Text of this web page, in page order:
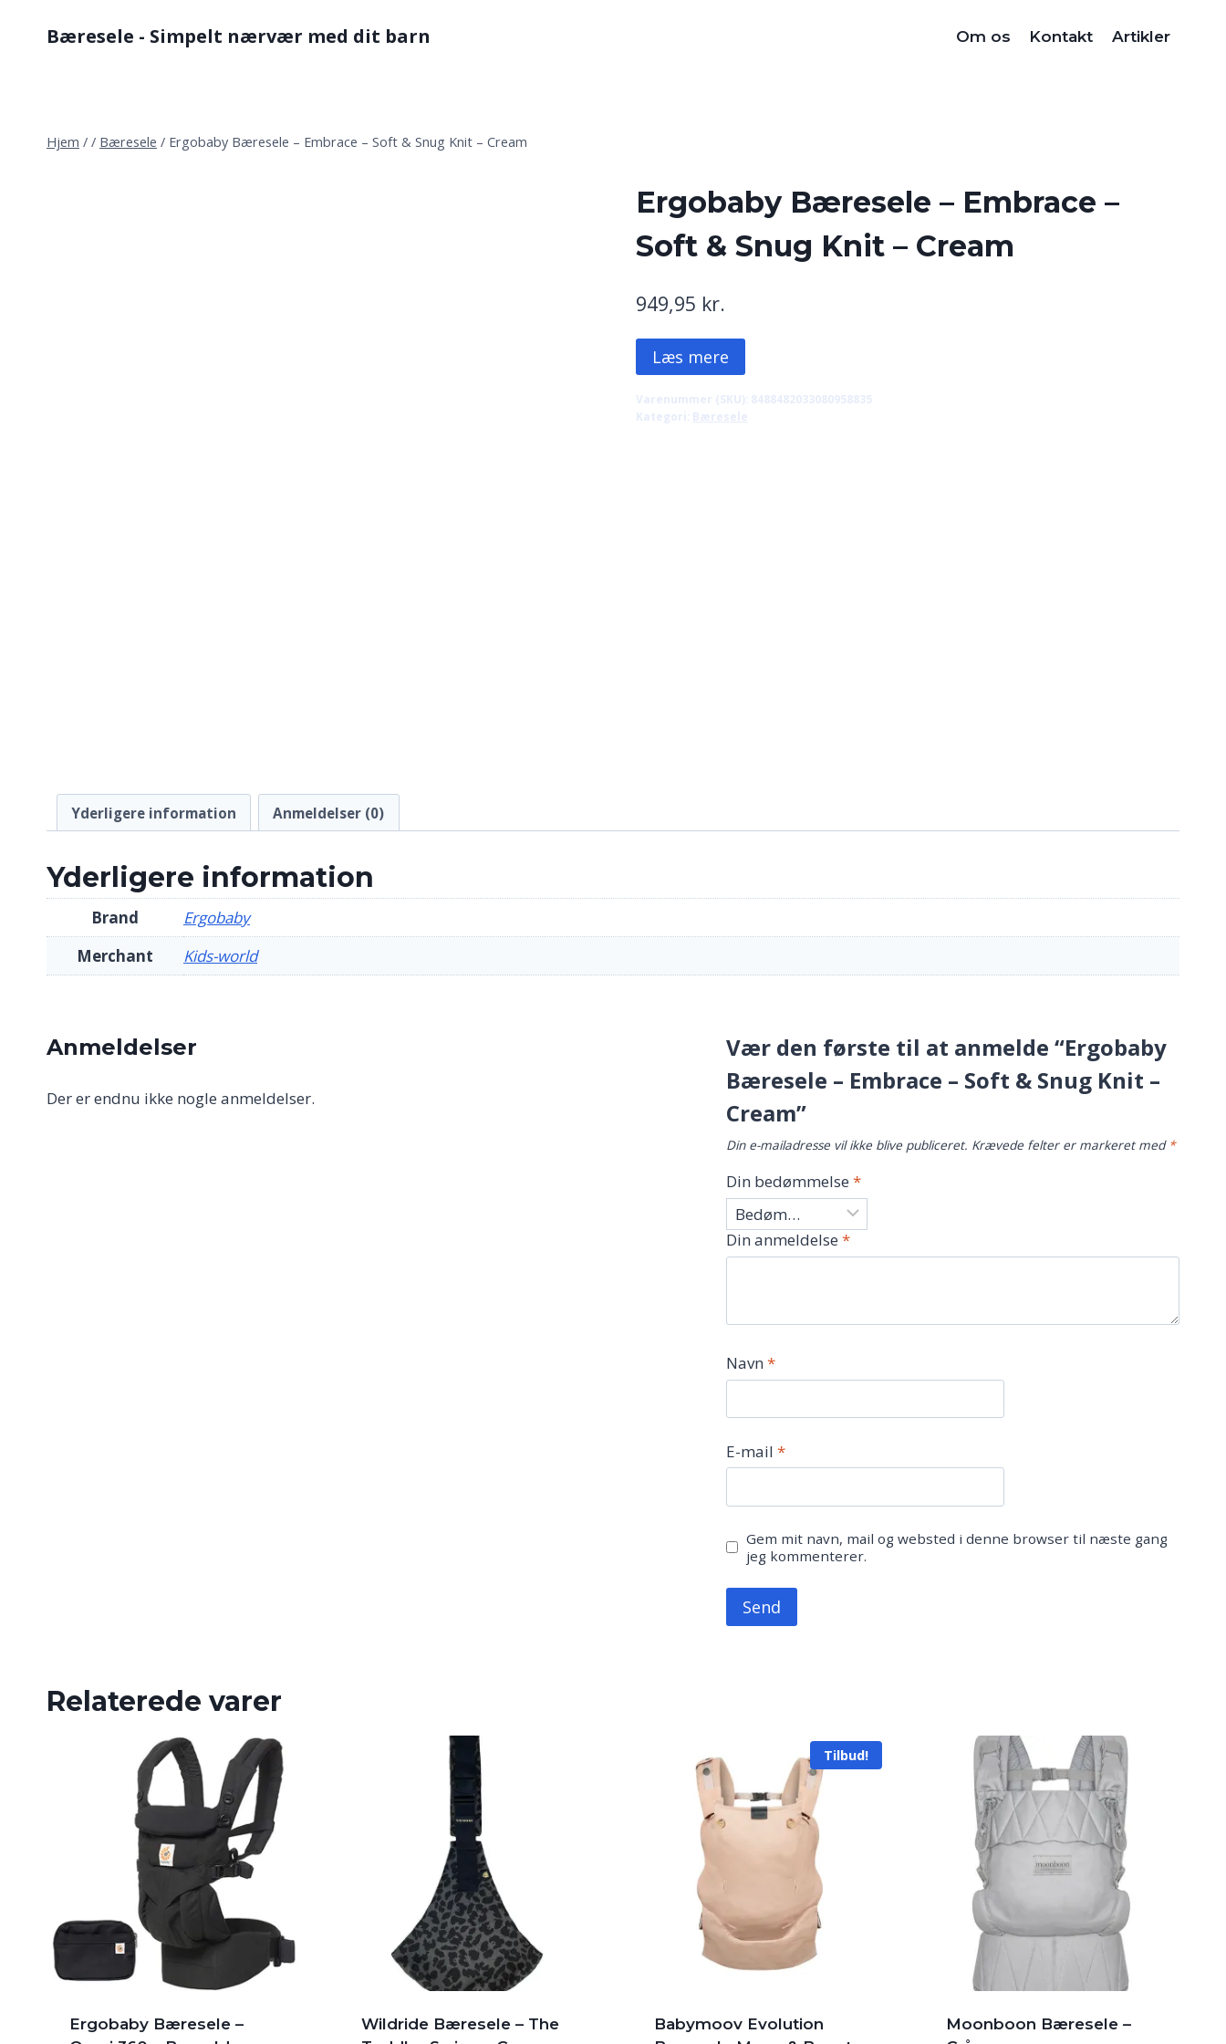
Bæresele - Simpelt nærvær med dit barn Om os Kontakt Artikler
Hjem / / Bæresele / Ergobaby Bæresele – Embrace – Soft & Snug Knit – Cream
Ergobaby Bæresele – Embrace –
Soft & Snug Knit – Cream
949,95 kr.
Læs mere
Varenummer (SKU): 8488482033080958835
Kategori: Bæresele
Yderligere information Anmeldelser (0)
Yderligere information
Brand
Ergobaby
Merchant
Kids-world
Anmeldelser
Der er endnu ikke nogle anmeldelser.
Vær den første til at anmelde “Ergobaby
Bæresele – Embrace – Soft & Snug Knit –
Cream”
Din e-mailadresse vil ikke blive publiceret. Krævede felter er markeret med *
Din bedømmelse*
Din anmeldelse*
Navn*
E-mail*
Gem mit navn, mail og websted i denne browser til næste gang
jeg kommenterer.
Relaterede varer
Ergobaby Bæresele –
Wildride Bæresele – The
Tilbud!
Babymoov Evolution
Moonboon Bæresele –